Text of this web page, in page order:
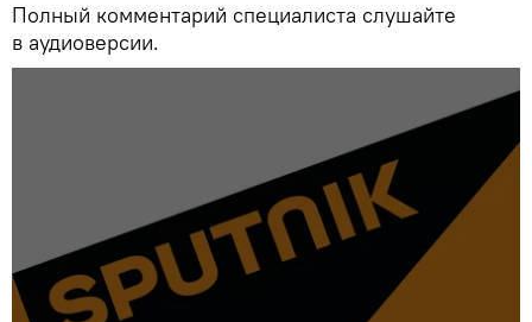
Полный комментарий специалиста слушайте
в аудиоверсии.